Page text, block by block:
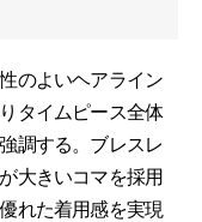
のよいヘアライン
タイムピース全体
調する。ブレスレ
大きいコマを採用
れた着用感を実現